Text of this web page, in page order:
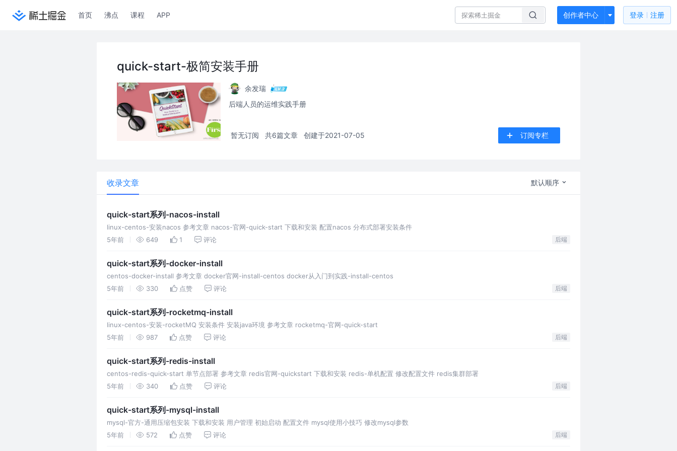
首页 沸点 课程 APP 创作者中心 登录 注册
quick-start-极简安装手册
余发瑞
后端人员的运维实践手册
暂无订阅 共6篇文章 创建于2021-07-05 订阅专栏
收录文章 默认顺序
quick-start系列-nacos-install
linux-centos-安装nacos 参考文章 nacos-官网-quick-start 下载和安装 配置nacos 分布式部署安装条件
5年前
649 1 评论 后端
quick-start系列-docker-install
centos-docker-install 参考文章 docker官网-install-centos docker从入门到实践-install-centos
5年前
330 点赞 评论 后端
quick-start系列-rocketmq-install
linux-centos-安装-rocketMQ 安装条件 安装java环境 参考文章 rocketmq-官网-quick-start
5年前
987 点赞 评论 后端
quick-start系列-redis-install
centos-redis-quick-start 单节点部署 参考文章 redis官网-quickstart 下载和安装 redis-单机配置 修改配置文件 redis集群部署
5年前
340 点赞 评论 后端
quick-start系列-mysql-install
mysql-官方-通用压缩包安装 下载和安装 用户管理 初始启动 配置文件 mysql使用小技巧 修改mysql参数
5年前
572 点赞 评论 后端